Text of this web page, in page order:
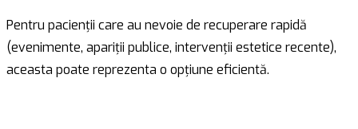
Pentru pacienții care au nevoie de recuperare rapidă
(evenimente, apariții publice, intervenții estetice recente),
aceasta poate reprezenta o opțiune eficientă.